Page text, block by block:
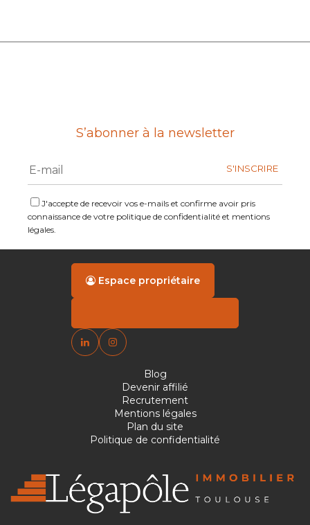
S’abonner à la newsletter
J'accepte de recevoir vos e-mails et confirme avoir pris
connaissance de votre politique de confidentialité et mentions
légales.
Espace propriétaire
Blog
Devenir affilié
Recrutement
Mentions légales
Plan du site
Politique de confidentialité